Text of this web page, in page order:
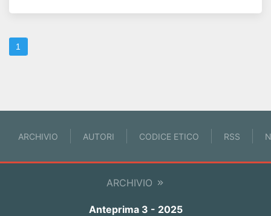
1
ARCHIVIO AUTORI CODICE ETICO RSS
ARCHIVIO
Anteprima 3 - 2025